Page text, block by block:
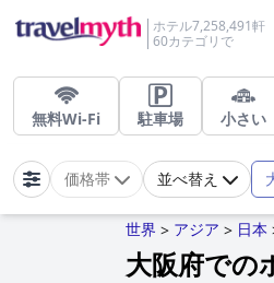
ホテル7,258,491軒
60カテゴリで
無料Wi-Fi 駐車場 小さい
価格帯 並べ替え
世界 > アジア > 日本
大阪府での